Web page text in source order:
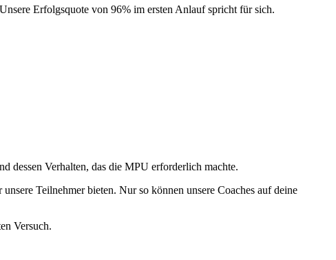
Erfolgsquote von 96% im ersten Anlauf spricht für sich.
dessen Verhalten, das die MPU erforderlich machte.
Teilnehmer bieten. Nur so können unsere Coaches auf deine
Versuch.